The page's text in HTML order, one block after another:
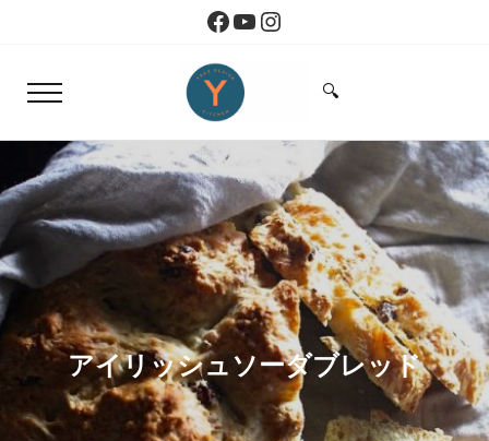
Skip to header right navigationFacebook
YouTube
Instagram
Menu
Yoko Design Kitchen
Search...
🔍
アイリッシュソーダブレッド